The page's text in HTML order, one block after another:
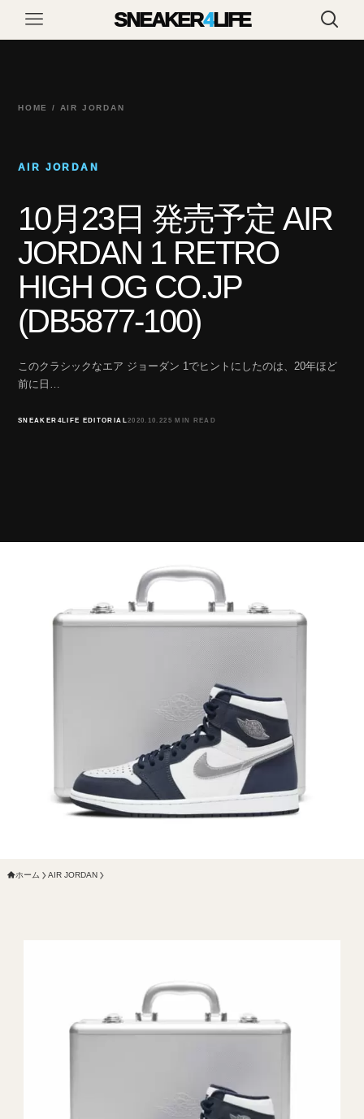
SNEAKER4LIFE
HOME / AIR JORDAN
AIR JORDAN
10月23日 発売予定 AIR
JORDAN 1 RETRO
HIGH OG CO.JP
(DB5877-100)
このクラシックなエア ジョーダン 1でヒントにしたのは、20年ほど
前に日…
SNEAKER4LIFE EDITORIAL2020.10.22 5 MIN READ
ホーム AIR JORDAN